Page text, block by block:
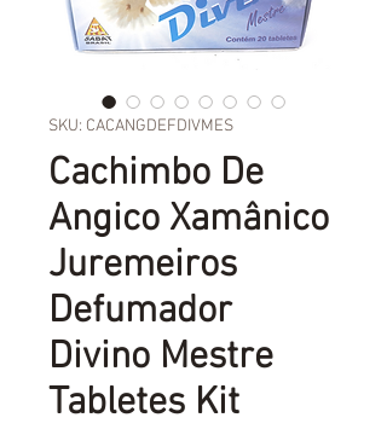
SKU: CACANGDEFDIVMES
Cachimbo De
Angico Xamânico
Juremeiros
Defumador
Divino Mestre
Tabletes Kit